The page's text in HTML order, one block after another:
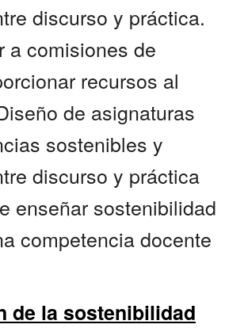
discurso y práctica.
a comisiones de
recursos al
de asignaturas
sostenibles y
discurso y práctica
enseñar sostenibilidad
competencia docente
de la sostenibilidad